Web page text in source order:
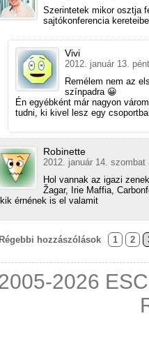
Szerintetek mikor osztja
sajtókonferencia
Vivi
2012. január 13.
Remélem nem az
színpadra 😀
Én egyébként már nagyon
tudni, ki kivel lesz egy
Robinette
2012. január 14. szombat
Hol vannak az igazi
Žagar, Irie Maffia,
érnének is el valamit
hozzászólások 1 2
2026